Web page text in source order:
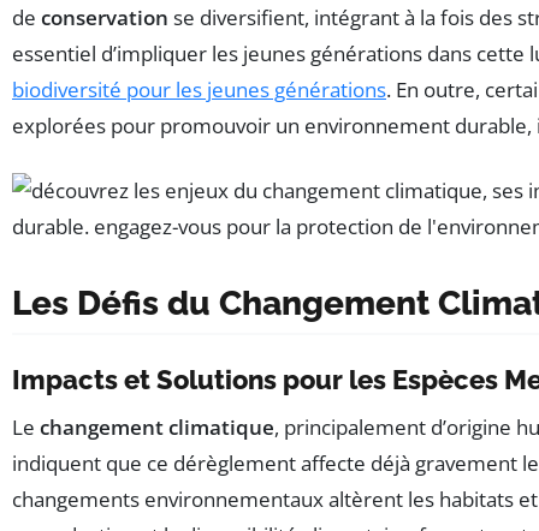
de conservation se diversifient, intégrant à la fois des
essentiel d’impliquer les jeunes générations dans
biodiversité pour les jeunes générations. En outre,
explorées pour promouvoir un environnement
Les Défis du Changement
Impacts et Solutions pour les Espèces
Le changement climatique, principalement d’origine
indiquent que ce dérèglement affecte déjà gravement
changements environnementaux altèrent les habitats